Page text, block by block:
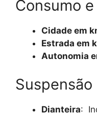
Consumo
Cidade em
Estrada em
Autonomia
Suspensão
Dianteira: